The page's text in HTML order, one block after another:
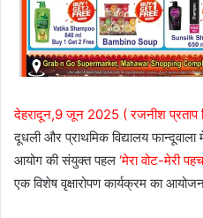
देहरादून,9 जून 2025 ( रजनीश प्रताप
दूधली और प्राथमिक विद्यालय
आयोग की संयुक्त पहल ‘मेरा वोट-मेरी
एक विशेष वृक्षारोपण कार्यक्रम का